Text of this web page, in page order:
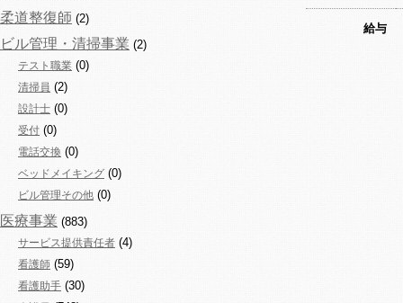
柔道整復師 (2)
ビル管理・清掃事業 (2)
テスト職業 (0)
清掃員 (2)
設計士 (0)
受付 (0)
電話交換 (0)
ベッドメイキング (0)
ビル管理その他 (0)
医療事業 (883)
サービス提供責任者 (4)
看護師 (59)
看護助手 (30)
給与